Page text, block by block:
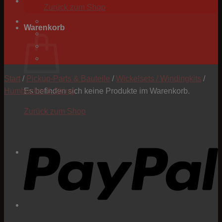
Zurück zum Shop
Warenkorb
Es befinden sich keine Produkte im Warenkorb.
Zurück zum Shop
Start / Pickup-Parts & Bauteile / Wickelsets / Windingkits /
Humbucker 6-String